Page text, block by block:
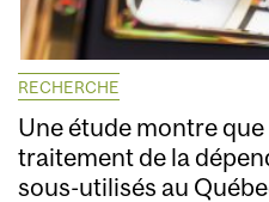
RECHERCHE
Une étude montre
traitement de la
sous-utilisés au